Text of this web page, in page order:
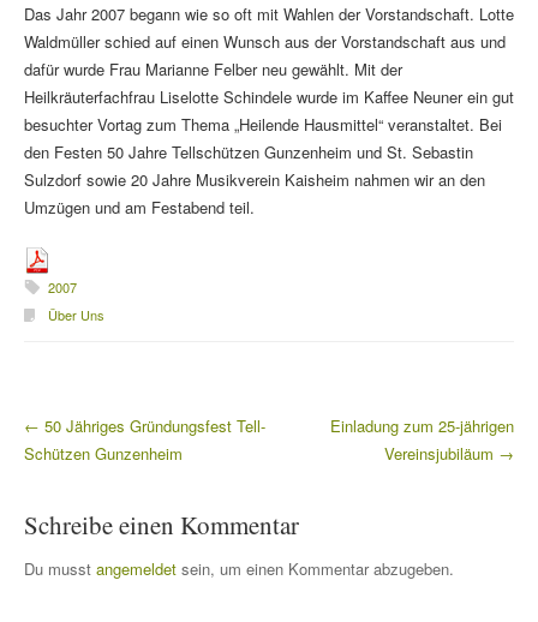
Das Jahr 2007 begann wie so oft mit Wahlen der Vorstandschaft. Lotte
Waldmüller schied auf einen Wunsch aus der Vorstandschaft aus und
dafür wurde Frau Marianne Felber neu gewählt. Mit der
Heilkräuterfachfrau Liselotte Schindele wurde im Kaffee Neuner ein gut
besuchter Vortag zum Thema „Heilende Hausmittel“ veranstaltet. Bei
den Festen 50 Jahre Tellschützen Gunzenheim und St. Sebastin
Sulzdorf sowie 20 Jahre Musikverein Kaisheim nahmen wir an den
Umzügen und am Festabend teil.
2007
Über Uns
Beitragsnavigation
← 50 Jähriges Gründungsfest Tell-
Schützen Gunzenheim
Einladung zum 25-jährigen
Vereinsjubiläum →
Schreibe einen Kommentar
Du musst angemeldetsein, um einen Kommentar abzugeben.